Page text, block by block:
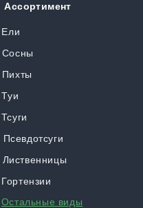
Ели
Ассортимент
Сосны
Пихты
Туи
Тсуги
Псевдотсуги
Лиственницы
Гортензии
Остальные виды